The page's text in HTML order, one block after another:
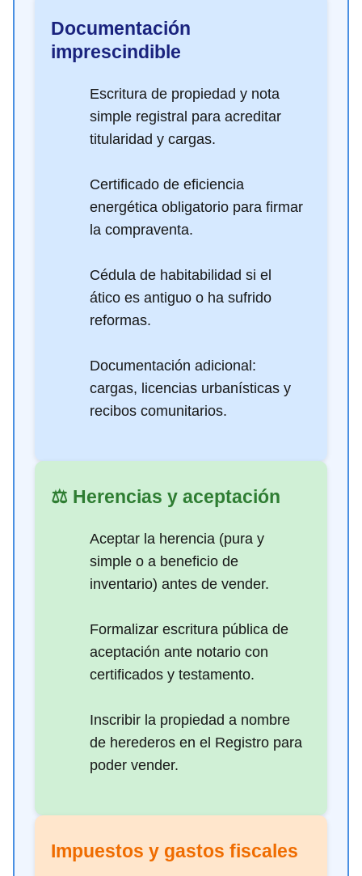
Documentación
imprescindible
Escritura de propiedad y nota
simple registral para acreditar
titularidad y cargas.
Certificado de eficiencia
energética obligatorio para firmar
la compraventa.
Cédula de habitabilidad si el
ático es antiguo o ha sufrido
reformas.
Documentación adicional:
cargas, licencias urbanísticas y
recibos comunitarios.
⚖️ Herencias y aceptación
Aceptar la herencia (pura y
simple o a beneficio de
inventario) antes de vender.
Formalizar escritura pública de
aceptación ante notario con
certificados y testamento.
Inscribir la propiedad a nombre
de herederos en el Registro para
poder vender.
Impuestos y gastos fiscales